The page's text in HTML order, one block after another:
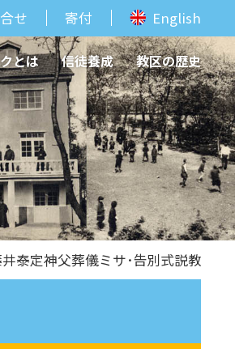
せ 寄付 English
とは 信徒養成 教区の歴史
泰定神父葬儀ミサ･告別式説教